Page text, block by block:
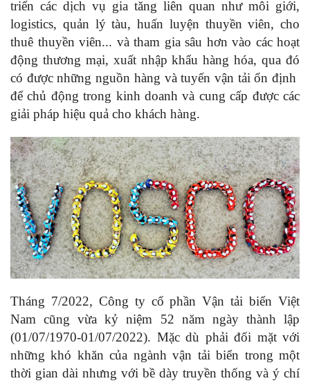
triển các dịch vụ gia tăng liên quan như môi giới,
logistics, quản lý tàu, huấn luyện thuyền viên, cho
thuê thuyền viên... và tham gia sâu hơn vào các hoạt
động thương mại, xuất nhập khẩu hàng hóa, qua đó
có được những nguồn hàng và tuyến vận tải ổn định
để chủ động trong kinh doanh và cung cấp được các
giải pháp hiệu quả cho khách hàng.
Tháng 7/2022, Công ty cổ phần Vận tải biển Việt
Nam cũng vừa kỷ niệm 52 năm ngày thành lập
(01/07/1970-01/07/2022). Mặc dù phải đối mặt với
những khó khăn của ngành vận tải biển trong một
thời gian dài nhưng với bề dày truyền thống và ý chí